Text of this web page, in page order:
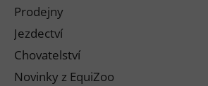
Prodejny
Jezdectví
Chovatelství
Novinky z EquiZoo